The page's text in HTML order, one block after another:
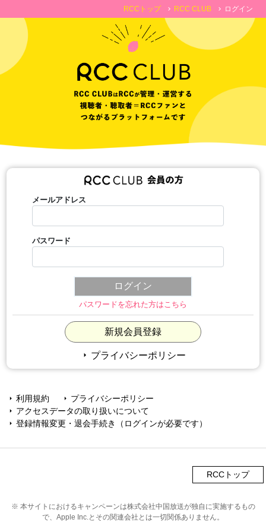
RCCトップ chevron_right RCC CLUB chevron_right ログイン
メールアドレス
パスワード
パスワードを忘れた方はこちら
新規会員登録
arrow_right プライバシーポリシー
arrow_right 利用規約 arrow_right プライバシーポリシー
arrow_right アクセスデータの取り扱いについて
arrow_right 登録情報変更・退会手続き（ログインが必要です）
RCCトップ
※ 本サイトにおけるキャンペーンは株式会社中国放送が独自に実施するもの
で、Apple Inc.とその関連会社とは一切関係ありません。